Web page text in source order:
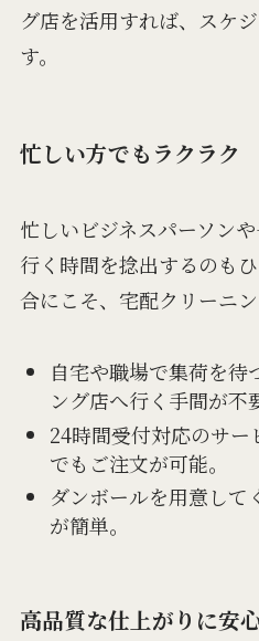
グ店を活用すれば、スケ
す。
忙しい方でもラクラク
忙しいビジネスパーソン
行く時間を捻出するのも
合にこそ、宅配クリーニン
自宅や職場で集荷を待
ング店へ行く手間が不
24時間受付対応のサ
でもご注文が可能。
ダンボールを用意して
が簡単。
高品質な仕上がりに安